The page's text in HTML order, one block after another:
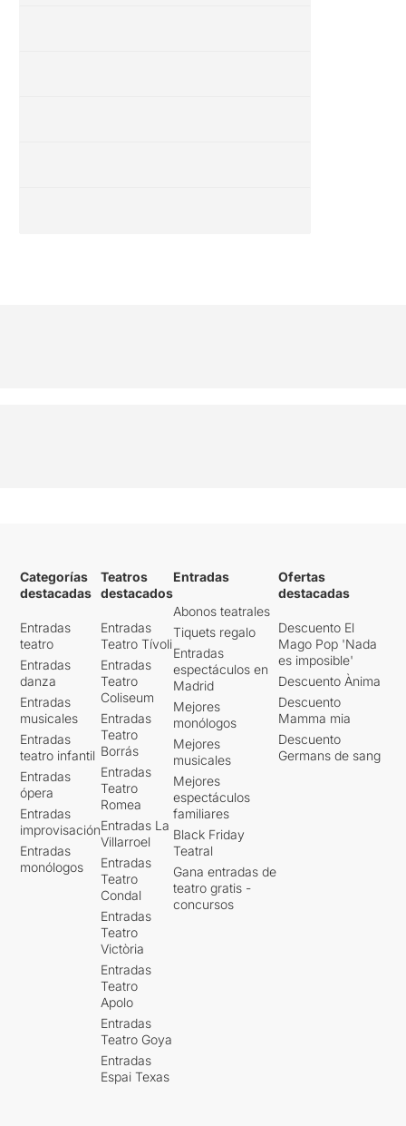
Categorías
destacadas
Entradas
teatro
Entradas
danza
Entradas
musicales
Entradas
teatro infantil
Entradas
ópera
Entradas
improvisación
Entradas
monólogos
Teatros
destacados
Entradas
Teatro Tívoli
Entradas
Teatro
Coliseum
Entradas
Teatro
Borrás
Entradas
Teatro
Romea
Entradas La
Villarroel
Entradas
Teatro
Condal
Entradas
Teatro
Victòria
Entradas
Teatro
Apolo
Entradas
Teatro Goya
Entradas
Espai Texas
Entradas
Abonos teatrales
Tiquets regalo
Entradas
espectáculos en
Madrid
Mejores
monólogos
Mejores
musicales
Mejores
espectáculos
familiares
Black Friday
Teatral
Gana entradas de
teatro gratis -
concursos
Ofertas
destacadas
Descuento El
Mago Pop 'Nada
es imposible'
Descuento Ànima
Descuento
Mamma mia
Descuento
Germans de sang